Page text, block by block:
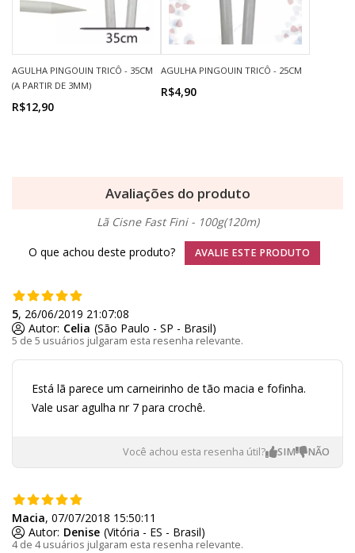
AGULHA PINGOUIN TRICÔ - 35CM
(A PARTIR DE 3MM)
R$12,90
AGULHA PINGOUIN TRICÔ - 25CM
R$4,90
Avaliações do produto
Lã Cisne Fast Fini - 100g(120m)
O que achou deste produto?
AVALIE ESTE PRODUTO
5 de 5 usuários julgaram esta resenha relevante.
5, 26/06/2019 21:07:08
Autor: Celia (São Paulo - SP - Brasil)
Está lã parece um carneirinho de tão macia e fofinha.
Vale usar agulha nr 7 para crochê.
Você achou esta resenha útil?
4 de 4 usuários julgaram esta resenha relevante.
Macia, 07/07/2018 15:50:11
Autor: Denise (Vitória - ES - Brasil)